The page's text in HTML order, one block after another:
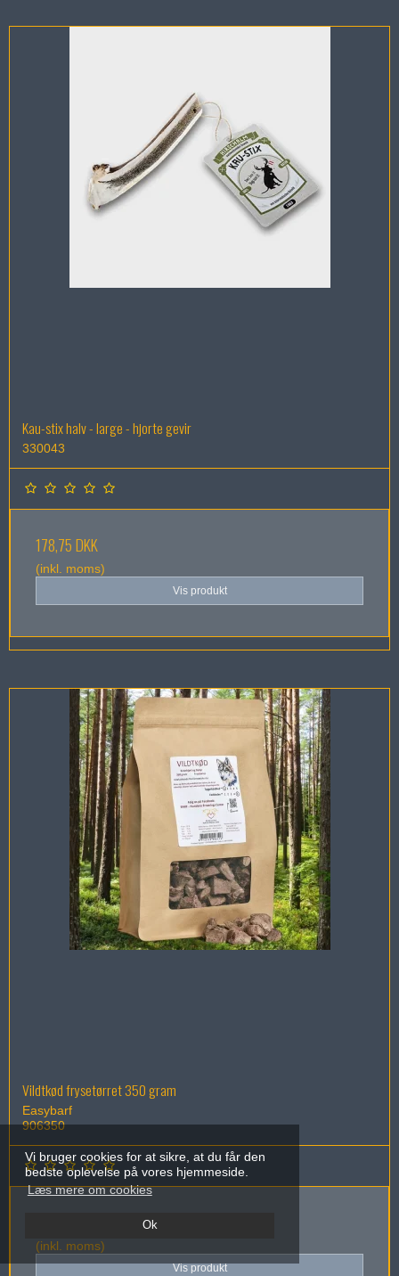
Vi bruger cookies for at sikre, at du får den
bedste oplevelse på vores hjemmeside.
Læs mere om cookies
Ok
Kau-stix halv - large - hjorte gevir
330043
178,75 DKK
(inkl. moms)
Vis produkt
Vildtkød frysetørret 350 gram
Easybarf
906350
(inkl. moms)
Vis produkt